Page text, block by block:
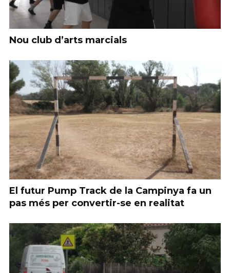
Nou club d’arts marcials
El futur Pump Track de la Campinya fa un
pas més per convertir-se en realitat